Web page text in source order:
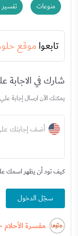
منوعات تفسير
تابعوا موقع
شارك في الاجابة
يمكنك الآن ارسال إجابة
أضف إجابتك
كيف تود أن يظهر اسمك
سجّل الدخول
مفسرة